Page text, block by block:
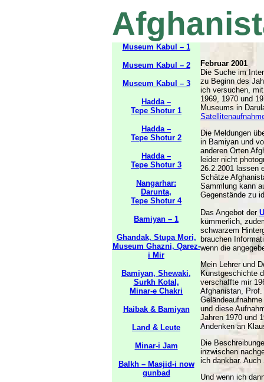
Museum Kabul – 1
Museum Kabul – 2
Museum Kabul – 3
Hadda –
Tepe Shotur 1
Hadda –
Tepe Shotur 2
Hadda –
Tepe Shotur 3
Nangarhar:
Darunta,
Tepe Shotur 4
Bamiyan – 1
Ghandak, Stupa Mori,
Museum Ghazni, Qarez-
i Mir
Bamiyan, Shewaki,
Surkh Kotal,
Minar-e Chakri
Haibak & Bamiyan
Land & Leute
Minar-i Jam
Balkh – Masjid-i now
gunbad
Februar 2001
Die Suche im
zu Beginn des
ich versuchen,
1969, 1970 und
Museums in
Die Meldungen
in Bamiyan und
anderen Orten
leider nicht
26.2.2001 lassen
Schätze
Sammlung kann
Gegenstände zu
Das Angebot der
kümmerlich,
schwarzem
brauchen
wenn die
Mein Lehrer und
Kunstgeschichte
verschaffte mir
Afghanistan,
und diese
Jahren 1970 und
Andenken an
Die
inzwischen
ich dankbar.
Und wenn ich